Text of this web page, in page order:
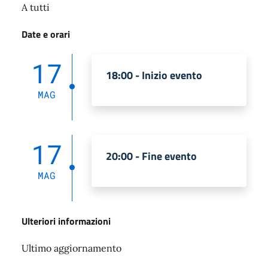
A tutti
Date e orari
17
MAG
18:00 - Inizio evento
17
MAG
20:00 - Fine evento
Ulteriori informazioni
Ultimo aggiornamento